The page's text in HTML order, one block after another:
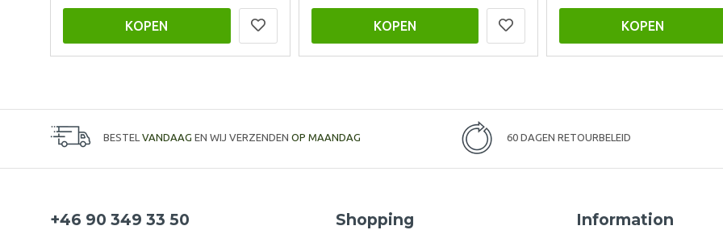
KOPEN KOPEN KOPEN
BESTEL VANDAAG EN WIJ VERZENDEN OP MAANDAG 60 DAGEN RETOURBELEID
+46 90 349 33 50
Shopping Information